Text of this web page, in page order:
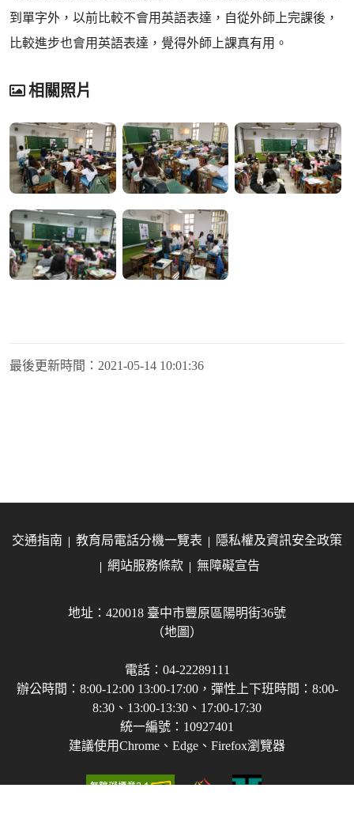
到單字外，以前比較不會用英語表達，自從外師上完課後，
比較進步也會用英語表達，覺得外師上課真有用。
相關照片
最後更新時間： 2021-05-14 10:01:36
交通指南 教育局電話分機一覽表
隱私權及資訊安全政策
網站服務條款
無障礙宣告
地址：420018 臺中市豐原區陽明街36號
（地圖）
電話：04-22289111
辦公時間：8:00-12:00 13:00-17:00，彈性上下班時間：8:00-
8:30、13:00-13:30、17:00-17:30
統一編號：10927401
建議使用Chrome、Edge、Firefox瀏覽器